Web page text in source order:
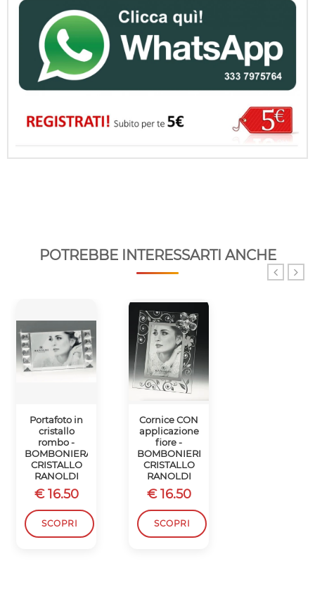
POTREBBE INTERESSARTI ANCHE
Portafoto in
cristallo
rombo -
BOMBONIERA
CRISTALLO
RANOLDI
€ 16.50
SCOPRI
Cornice CON
applicazione
fiore -
BOMBONIERE
CRISTALLO
RANOLDI
€ 16.50
SCOPRI